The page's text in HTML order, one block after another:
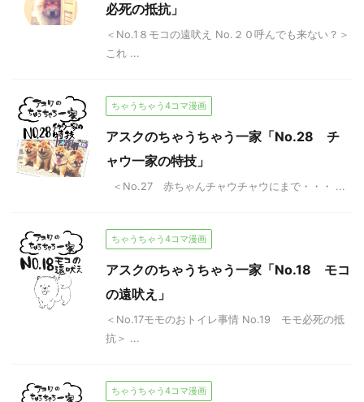
必死の抵抗」
＜No.1８モコの遠吠え No.２０呼んでも来ない？＞
これ ...
ちゃうちゃう4コマ漫画
アスクのちゃうちゃう一家「No.28 チ
ャウ一家の特技」
＜No.27 赤ちゃんチャウチャウにまで・・・ ...
ちゃうちゃう4コマ漫画
アスクのちゃうちゃう一家「No.18 モコ
の遠吠え」
＜No.17モモのおトイレ事情 No.19 モモ必死の抵
抗＞ ...
ちゃうちゃう4コマ漫画